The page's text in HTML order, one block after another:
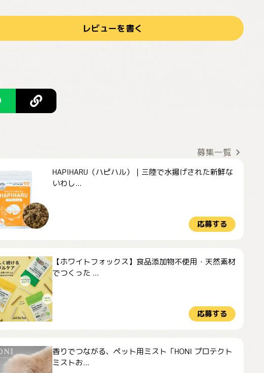
レビューを書く
募集一覧
HAPIHARU（ハピハル）｜三陸で水揚げされた新鮮な
いわし...
応募する
【ホワイトフォックス】食品添加物不使用・天然素材
でつくった ...
応募する
香りでつながる、ペット用ミスト「HONI プロテクト
ミストお...